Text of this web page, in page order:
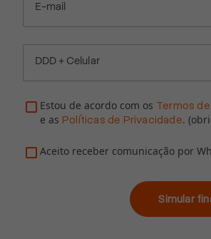
E-mail
DDD + Celular
Estou de acordo com os Termos
e as Políticas de Privacidade.
Aceito receber comunicação por
Simular